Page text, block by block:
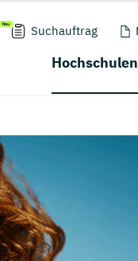
Suchauftrag